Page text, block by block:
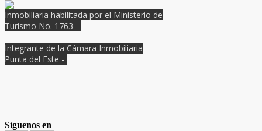
Inmobiliaria habilitada por el Ministerio de
Turismo No. 1763 -
Integrante de la Cámara Inmobiliaria
Punta del Este -
Síguenos en